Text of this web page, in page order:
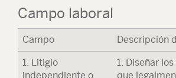
Campo laboral
Campo Descripción
1. Litigio
independiente o
1. Diseñar
que